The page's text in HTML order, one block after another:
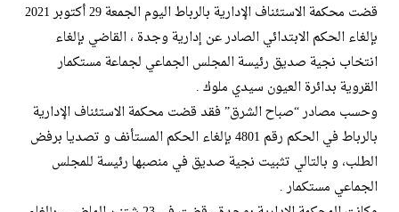
قضت محكمة الاستئناف الإدارية بالرباط اليوم الجمعة 29 أكتوبر 2021
بإلغاء الحكم الابتدائي الصادر عن إدارية وجدة ، القاضي بإلغاء
انتخاب نجية صديق رئيسة المجلس الجماعي لجماعة مستكمار
القروية بدائرة العيون سيدي ملوك .
وحسب مصادر “صباح الشرق” فقد قضت محكمة الاستئناف الإدارية
بالرباط في الحكم رقم 4801 بإلغاء الحكم المستأنف و تصديا برفض
الطلب، و بالتالي تثبيت نجية صديق في منصبها رئيسة للمجلس
الجماعي مستكمار .